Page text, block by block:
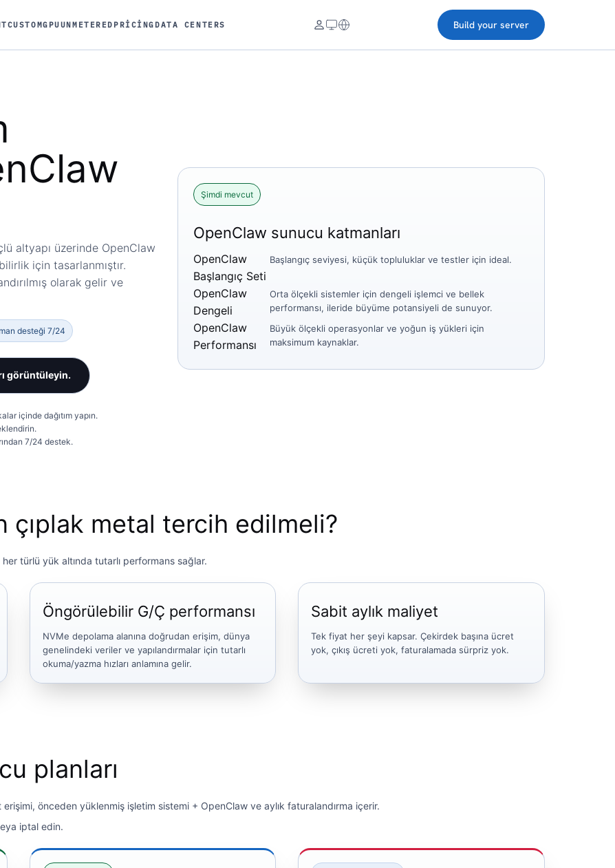
CUSTOMGPUUNMETERED PRICING DATA CENTERS Build your server
altyapı üzerinde OpenClaw
için tasarlanmıştır.
olarak gelir ve
desteği 7/24
görüntüleyin.
içinde dağıtım yapın.
7/24 destek.
Şimdi mevcut
OpenClaw sunucu katmanları
OpenClaw
Başlangıç ​​Seti
Başlangıç ​​seviyesi, küçük topluluklar ve testler için ideal.
OpenClaw
Dengeli
Orta ölçekli sistemler için dengeli işlemci ve bellek
performansı, ileride büyüme potansiyeli de sunuyor.
OpenClaw
Performansı
Büyük ölçekli operasyonlar ve yoğun iş yükleri için
maksimum kaynaklar.
çıplak metal tercih edilmeli?
türlü yük altında tutarlı performans sağlar.
Öngörülebilir G/Ç performansı
NVMe depolama alanına doğrudan erişim, dünya
genelindeki veriler ve yapılandırmalar için tutarlı
okuma/yazma hızları anlamına gelir.
Sabit aylık maliyet
Tek fiyat her şeyi kapsar. Çekirdek başına ücret
yok, çıkış ücreti yok, faturalamada sürpriz yok.
planları
önceden yüklenmiş işletim sistemi + OpenClaw ve aylık faturalandırma içerir.
iptal edin.